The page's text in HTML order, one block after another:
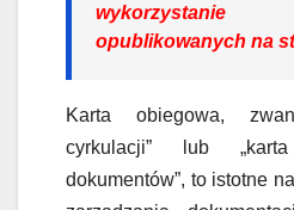
wykorzystanie
opublikowanych na
Karta obiegowa,
cyrkulacji” lub
dokumentów”, to istotne